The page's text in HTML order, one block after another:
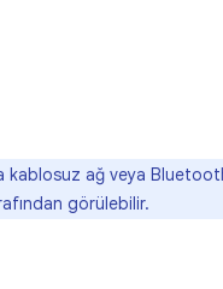
ağ veya
görülebilir.